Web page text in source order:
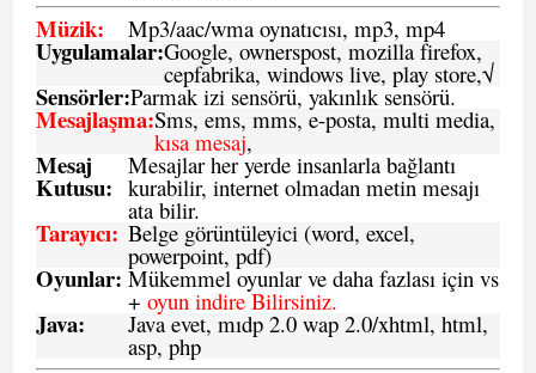
Müzik: Mp3/aac/wma oynatıcısı, mp3, mp4
Uygulamalar:Google, ownerspost, mozilla firefox,
cepfabrika, windows live, play store,√
Sensörler:Parmak izi sensörü, yakınlık sensörü.
Mesajlaşma:Sms, ems, mms, e-posta, multi media,
kısa mesaj,
Mesaj
Kutusu:
Mesajlar her yerde insanlarla bağlantı
kurabilir, internet olmadan metin mesajı
ata bilir.
Tarayıcı: Belge görüntüleyici (word, excel,
powerpoint, pdf)
Oyunlar: Mükemmel oyunlar ve daha fazlası için vs
+ oyun indire Bilirsiniz.
Java: Java evet, mıdp 2.0 wap 2.0/xhtml, html,
asp, php